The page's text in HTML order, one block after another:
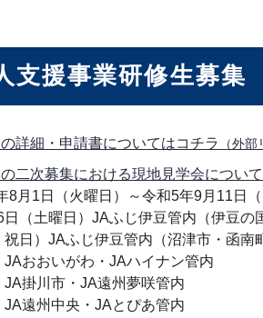
支援事業研修生募集
詳細・申請書についてはコチラ （外部
二次募集における現地見学会につい
8月1日（火曜日）～令和5年9月11日（
（土曜日）JAふじ伊豆管内（伊豆の
日）JAふじ伊豆管内（沼津市・函南
おおいがわ・JAハイナン管内
掛川市・JA遠州夢咲管内
遠州中央・JAとぴあ管内